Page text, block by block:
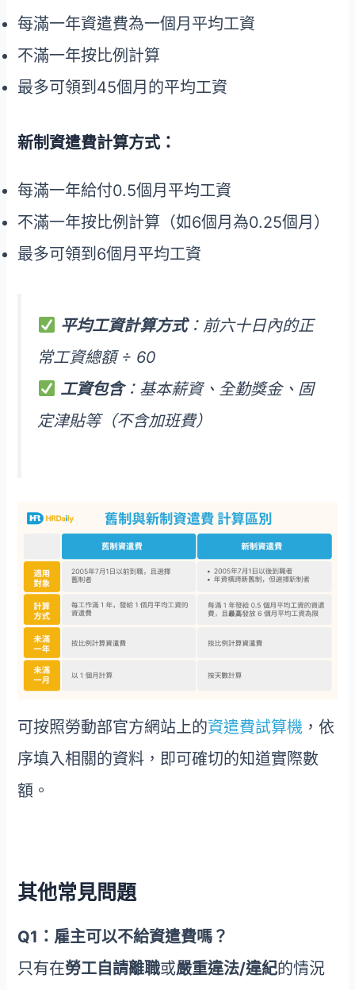
每滿一年資遣費為一個月平均工資
不滿一年按比例計算
最多可領到45個月的平均工資
新制資遣費計算方式：
每滿一年給付0.5個月平均工資
不滿一年按比例計算（如6個月為0.25個月）
最多可領到6個月平均工資
平均工資計算方式：前六十日內的正
常工資總額 ÷ 60
工資包含：基本薪資、全勤獎金、固
定津貼等（不含加班費）
可按照勞動部官方網站上的資遣費試算機 ，依
序填入相關的資料，即可確切的知道實際數
額。
其他常見問題
Q1：雇主可以不給資遣費嗎？
只有在勞工自請離職或嚴重違法/違紀的情況